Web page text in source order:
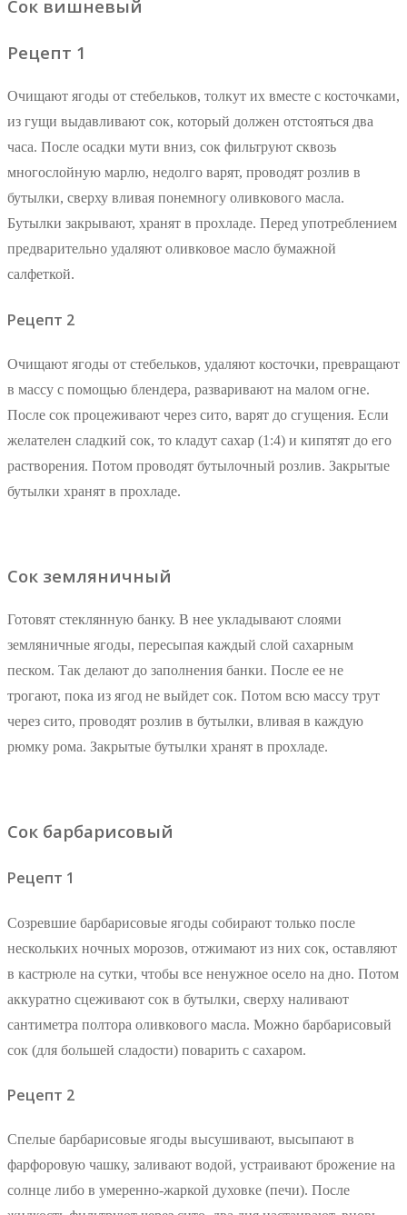
Сок вишневый
Рецепт 1
Очищают ягоды от стебельков, толкут их вместе с косточками,
из гущи выдавливают сок, который должен отстояться два
часа. После осадки мути вниз, сок фильтруют сквозь
многослойную марлю, недолго варят, проводят розлив в
бутылки, сверху вливая понемногу оливкового масла.
Бутылки закрывают, хранят в прохладе. Перед употреблением
предварительно удаляют оливковое масло бумажной
салфеткой.
Рецепт 2
Очищают ягоды от стебельков, удаляют косточки, превращают
в массу с помощью блендера, разваривают на малом огне.
После сок процеживают через сито, варят до сгущения. Если
желателен сладкий сок, то кладут сахар (1:4) и кипятят до его
растворения. Потом проводят бутылочный розлив. Закрытые
бутылки хранят в прохладе.
Сок земляничный
Готовят стеклянную банку. В нее укладывают слоями
земляничные ягоды, пересыпая каждый слой сахарным
песком. Так делают до заполнения банки. После ее не
трогают, пока из ягод не выйдет сок. Потом всю массу трут
через сито, проводят розлив в бутылки, вливая в каждую
рюмку рома. Закрытые бутылки хранят в прохладе.
Сок барбарисовый
Рецепт 1
Созревшие барбарисовые ягоды собирают только после
нескольких ночных морозов, отжимают из них сок, оставляют
в кастрюле на сутки, чтобы все ненужное осело на дно. Потом
аккуратно сцеживают сок в бутылки, сверху наливают
сантиметра полтора оливкового масла. Можно барбарисовый
сок (для большей сладости) поварить с сахаром.
Рецепт 2
Спелые барбарисовые ягоды высушивают, высыпают в
фарфоровую чашку, заливают водой, устраивают брожение на
солнце либо в умеренно-жаркой духовке (печи). После